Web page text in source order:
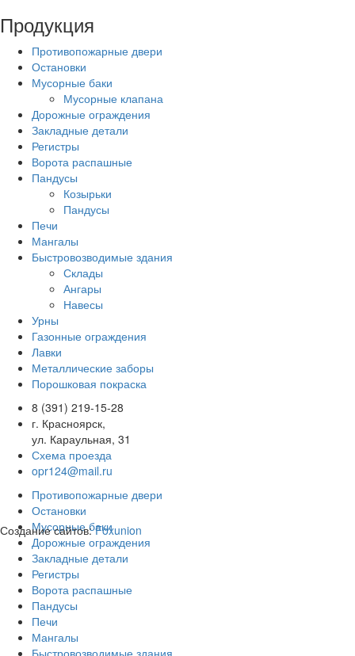
Продукция
Противопожарные двери
Остановки
Мусорные баки
Мусорные клапана
Дорожные ограждения
Закладные детали
Регистры
Ворота распашные
Пандусы
Козырьки
Пандусы
Печи
Мангалы
Быстровозводимые здания
Склады
Ангары
Навесы
Урны
Газонные ограждения
Лавки
Металлические заборы
Порошковая покраска
8 (391) 219-15-28
г. Красноярск,
ул. Караульная, 31
Схема проезда
opr124@mail.ru
Создание сайтов:Foxunion
Противопожарные двери
Остановки
Мусорные баки
Дорожные ограждения
Закладные детали
Регистры
Ворота распашные
Пандусы
Печи
Мангалы